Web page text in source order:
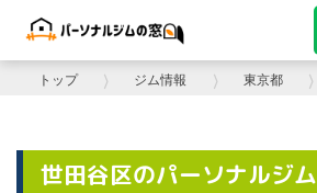
トップ ⟩ ジム情報 ⟩ 東京都 ⟩
世田谷区のパーソナルジム